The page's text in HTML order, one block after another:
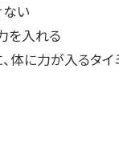
ない
を入れる
体に力が入るタイ